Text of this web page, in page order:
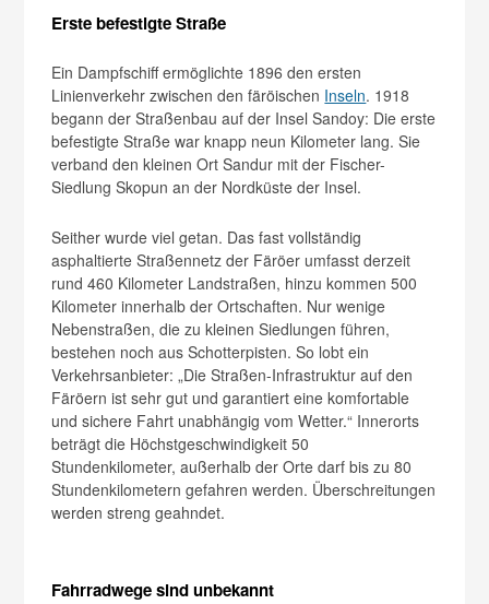
Erste befestigte Straße
Ein Dampfschiff ermöglichte 1896 den ersten
Linienverkehr zwischen den färöischen Inseln. 1918
begann der Straßenbau auf der Insel Sandoy: Die erste
befestigte Straße war knapp neun Kilometer lang. Sie
verband den kleinen Ort Sandur mit der Fischer-
Siedlung Skopun an der Nordküste der Insel.
Seither wurde viel getan. Das fast vollständig
asphaltierte Straßennetz der Färöer umfasst derzeit
rund 460 Kilometer Landstraßen, hinzu kommen 500
Kilometer innerhalb der Ortschaften. Nur wenige
Nebenstraßen, die zu kleinen Siedlungen führen,
bestehen noch aus Schotterpisten. So lobt ein
Verkehrsanbieter: „Die Straßen-Infrastruktur auf den
Färöern ist sehr gut und garantiert eine komfortable
und sichere Fahrt unabhängig vom Wetter.“ Innerorts
beträgt die Höchstgeschwindigkeit 50
Stundenkilometer, außerhalb der Orte darf bis zu 80
Stundenkilometern gefahren werden. Überschreitungen
werden streng geahndet.
Fahrradwege sind unbekannt